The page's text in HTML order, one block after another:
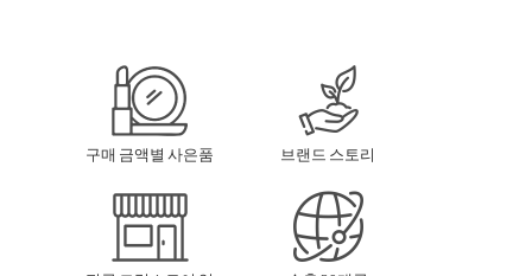
구매 금액별 사은품 브랜드 스토리